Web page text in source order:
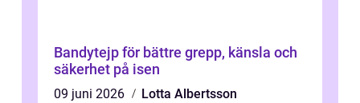
Bandytejp för bättre grepp, känsla och
säkerhet på isen
09 juni 2026
Lotta Albertsson